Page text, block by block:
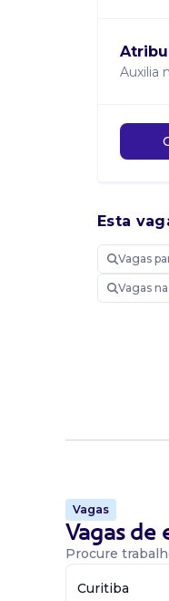
Auxilia
Esta
Vagas
Vagas
Vagas
Vagas de
Procure
Curitiba